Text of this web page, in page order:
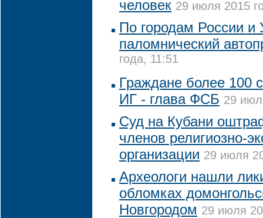
человек 29 июля 2015
По городам России и
паломнический
года, 11:51
Граждане более 100
ИГ - глава ФСБ 29
Суд на Кубани
членов религиозно-
организации 29 июля
Археологи нашли
обломках
Новгородом 29 июля